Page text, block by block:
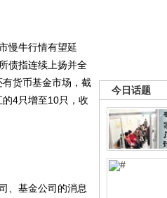
今日话题
慢牛行情有望延
债指连续上扬并全
有货币基金市场，截
4只增至10只，收
、基金公司的消息